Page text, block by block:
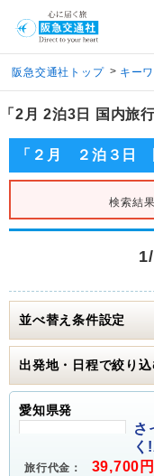
阪急交通社トップ > キー
「2月 2泊3日 国内旅
「２月 ２泊３日
検索結
並べ替え条件設定
出発地・日程で絞り込
愛知県発
さ
旅行代金： 39,700